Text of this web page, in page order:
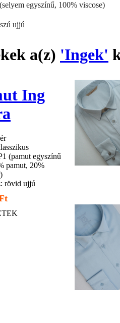
egyszínű, 100% viscose)
ujjú
a(z) 'Ingek'
Ing
(pamut egyszínű
pamut, 20%
: rövid ujjú